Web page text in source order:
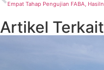
Artikel Terkait